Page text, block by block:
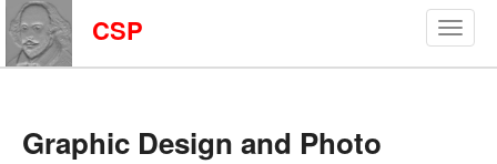
CSP
Graphic Design and Photo